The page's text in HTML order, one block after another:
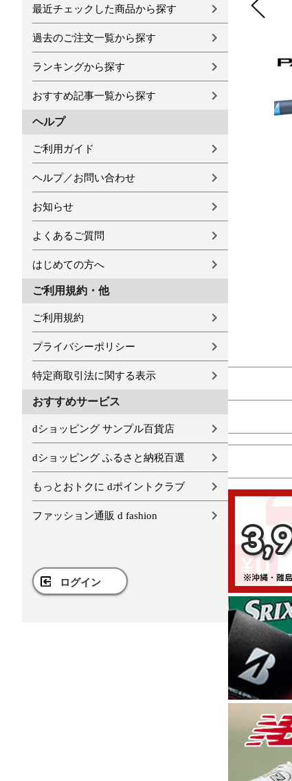
最近チェックした商品から探す
過去のご注文一覧から探す
ランキングから探す
おすすめ記事一覧から探す
ヘルプ
ご利用ガイド
ヘルプ／お問い合わせ
お知らせ
よくあるご質問
はじめての方へ
ご利用規約・他
ご利用規約
プライバシーポリシー
特定商取引法に関する表示
おすすめサービス
dショッピング サンプル百貨店
dショッピング ふるさと納税百選
もっとおトクに dポイントクラブ
ファッション通販 d fashion
ログイン